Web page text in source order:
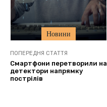
Новини
ПОПЕРЕДНЯ СТАТТЯ
Смартфони перетворили на
детектори напрямку
пострілів